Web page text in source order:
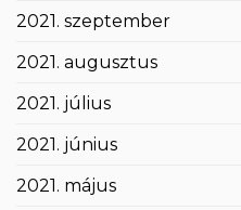
2021. szeptember
2021. augusztus
2021. július
2021. június
2021. május